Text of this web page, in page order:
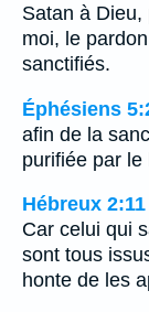
Satan à
moi, le
sanctifiés.
Éphésiens
afin de la
purifiée par le
Hébreux 2:11
Car celui qui
sont tous
honte de les